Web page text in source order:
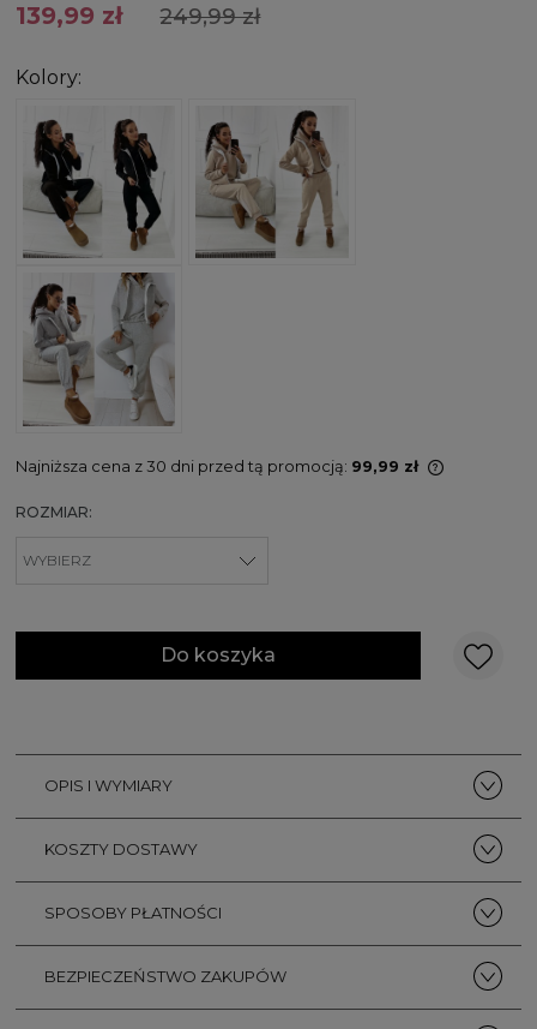
139,99 zł 249,99 zł
Kolory:
Najniższa cena z 30 dni przed tą promocją: 99,99 zł
ROZMIAR:
Do koszyka
OPIS I WYMIARY
KOSZTY DOSTAWY
SPOSOBY PŁATNOŚCI
BEZPIECZEŃSTWO ZAKUPÓW